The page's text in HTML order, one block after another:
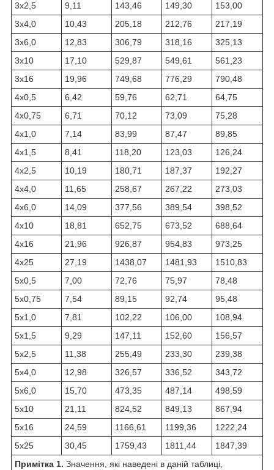
3х2,5
9,11 143,46 149,30
153,00
3х4,0
10,43 205,18 212,76
217,19
3х6,0
12,83 306,79 318,16
325,13
3х10
17,10 529,87 549,61
561,23
3х16
19,96 749,68 776,29
790,48
4х0,5
6,42 59,76 62,71
64,75
4х0,75
6,71 70,12 73,09
75,28
4х1,0
7,14 83,99 87,47
89,85
4х1,5
8,41 118,20 123,03
126,24
4х2,5
10,19 180,71 187,37
192,27
4х4,0
11,65 258,67 267,22
273,03
4х6,0
14,09 377,56 389,54
398,52
4х10
18,81 652,75 673,52
688,64
4х16
21,96 926,87 954,83
973,25
4х25
27,19 1438,07 1481,93
1510,83
5х0,5
7,00 72,76 75,97
78,48
5х0,75
7,54 89,15 92,74
95,48
5х1,0
7,81 102,22 106,00
108,94
5х1,5
9,29 147,11 152,60
156,57
5х2,5
11,38 255,49 233,30
239,38
5х4,0
12,98 326,57 336,52
343,72
5х6,0
15,70 473,35 487,14
498,59
5х10
21,11 824,52 849,13
867,94
5х16
24,59 1166,61 1199,36
1222,24
5х25
30,45 1759,43 1811,44
1847,39
Примітка 1. Значення, які наведені в даній таблиці,